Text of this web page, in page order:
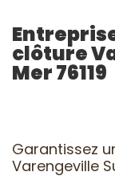
clôture
Mer 76119
Garantissez
Varengeville